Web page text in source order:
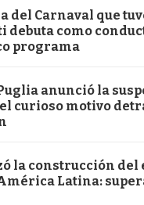
del Carnaval que
debuta como
programa
anunció la
curioso motivo
la construcción del
Latina: